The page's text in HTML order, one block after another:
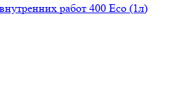
работ 400 Eco (1л)